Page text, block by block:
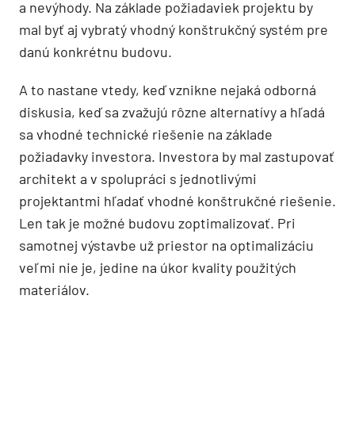
a nevýhody. Na základe požiadaviek projektu by
mal byť aj vybratý vhodný konštrukčný systém pre
danú konkrétnu budovu.
A to nastane vtedy, keď vznikne nejaká odborná
diskusia, keď sa zvažujú rôzne alternatívy a hľadá
sa vhodné technické riešenie na základe
požiadavky investora. Investora by mal zastupovať
architekt a v spolupráci s jednotlivými
projektantmi hľadať vhodné konštrukčné riešenie.
Len tak je možné budovu zoptimalizovať. Pri
samotnej výstavbe už priestor na optimalizáciu
veľmi nie je, jedine na úkor kvality použitých
materiálov.